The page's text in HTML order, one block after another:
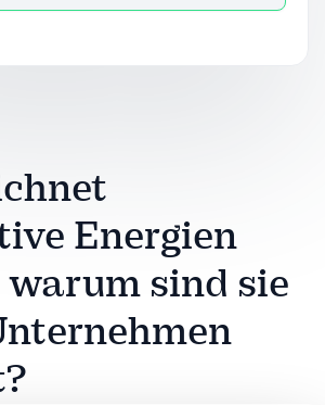
Energien
warum sind sie